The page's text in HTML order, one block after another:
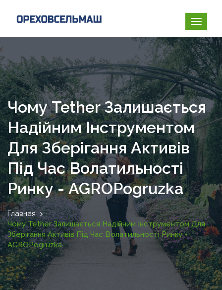
Чому Tether Залишається
Надійним Інструментом
Для Зберігання Активів
Під Час Волатильності
Ринку - AGROPogruzka
Главная
Чому Tether Залишається Надійним Інструментом Для
Зберігання Активів Під Час Волатильності Ринку -
AGROPogruzka